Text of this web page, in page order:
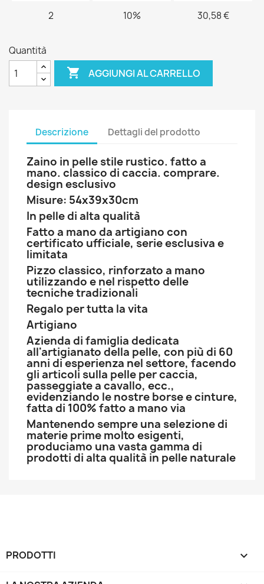
2 10% 30,58 €
Quantità
 AGGIUNGI AL CARRELLO
Descrizione Dettagli del prodotto
Zaino in pelle stile rustico. fatto a
mano. classico di caccia. comprare.
design esclusivo
Misure: 54x39x30cm
In pelle di alta qualità
Fatto a mano da artigiano con
certificato ufficiale, serie esclusiva e
limitata
Pizzo classico, rinforzato a mano
utilizzando e nel rispetto delle
tecniche tradizionali
Regalo per tutta la vita
Artigiano
Azienda di famiglia dedicata
all'artigianato della pelle, con più di 60
anni di esperienza nel settore, facendo
gli articoli sulla pelle per caccia,
passeggiate a cavallo, ecc.,
evidenziando le nostre borse e cinture,
fatta di 100% fatto a mano via
Mantenendo sempre una selezione di
materie prime molto esigenti,
produciamo una vasta gamma di
prodotti di alta qualità in pelle naturale
PRODOTTI 